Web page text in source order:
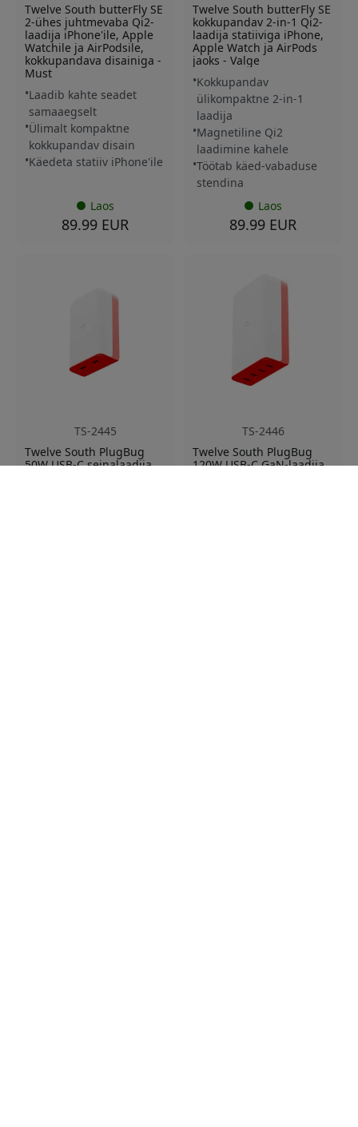
Twelve South butterFly SE
2-ühes juhtmevaba Qi2-
laadija iPhone'ile, Apple
Watchile ja AirPodsile,
kokkupandava disainiga -
Must
Laadib kahte seadet
samaaegselt
Ülimalt kompaktne
kokkupandav disain
Käedeta statiiv iPhone'ile
Laos
89.99 EUR
Twelve South butterFly SE
kokkupandav 2-in-1 Qi2-
laadija statiiviga iPhone,
Apple Watch ja AirPods
jaoks - Valge
Kokkupandav
ülikompaktne 2-in-1
laadija
Magnetiline Qi2
laadimine kahele
Töötab käed-vabaduse
stendina
Laos
89.99 EUR
TS-2445
Twelve South PlugBug
50W USB-C seinalaadija
TS-2446
Twelve South PlugBug
120W USB-C GaN-laadija,